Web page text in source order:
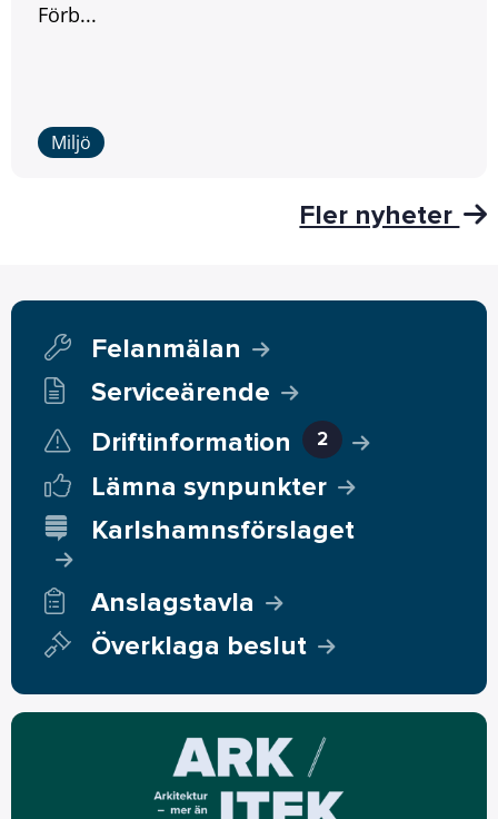
Miljö
Förb...
Fler nyheter
Felanmälan
Serviceärende
Driftinformation
2
Lämna synpunkter
Karlshamnsförslaget
Anslagstavla
Överklaga beslut